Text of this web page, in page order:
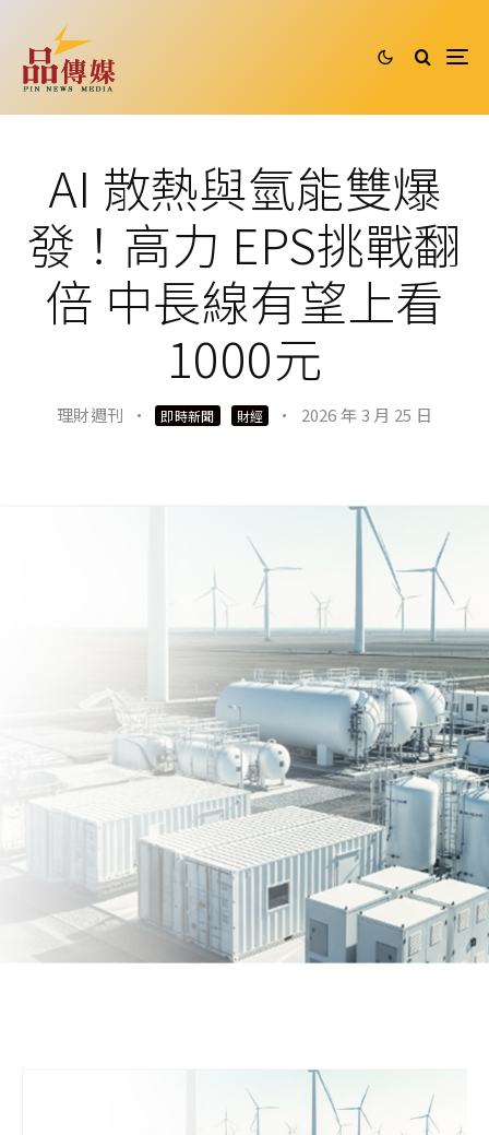
AI 散熱與氫能雙爆
發！高力 EPS挑戰翻
倍 中長線有望上看
1000元
理財週刊 · 即時新聞 財經 · 2026 年 3 月 25 日